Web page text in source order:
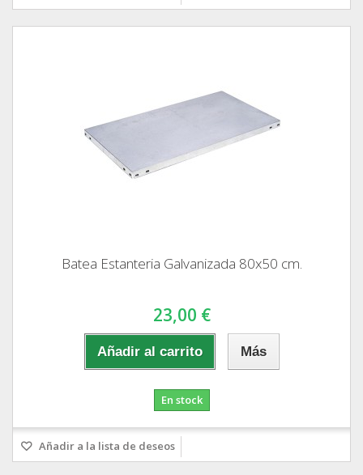
Batea Estanteria Galvanizada 80x50 cm.
23,00 €
Añadir al carrito Más
En stock
Añadir a la lista de deseos